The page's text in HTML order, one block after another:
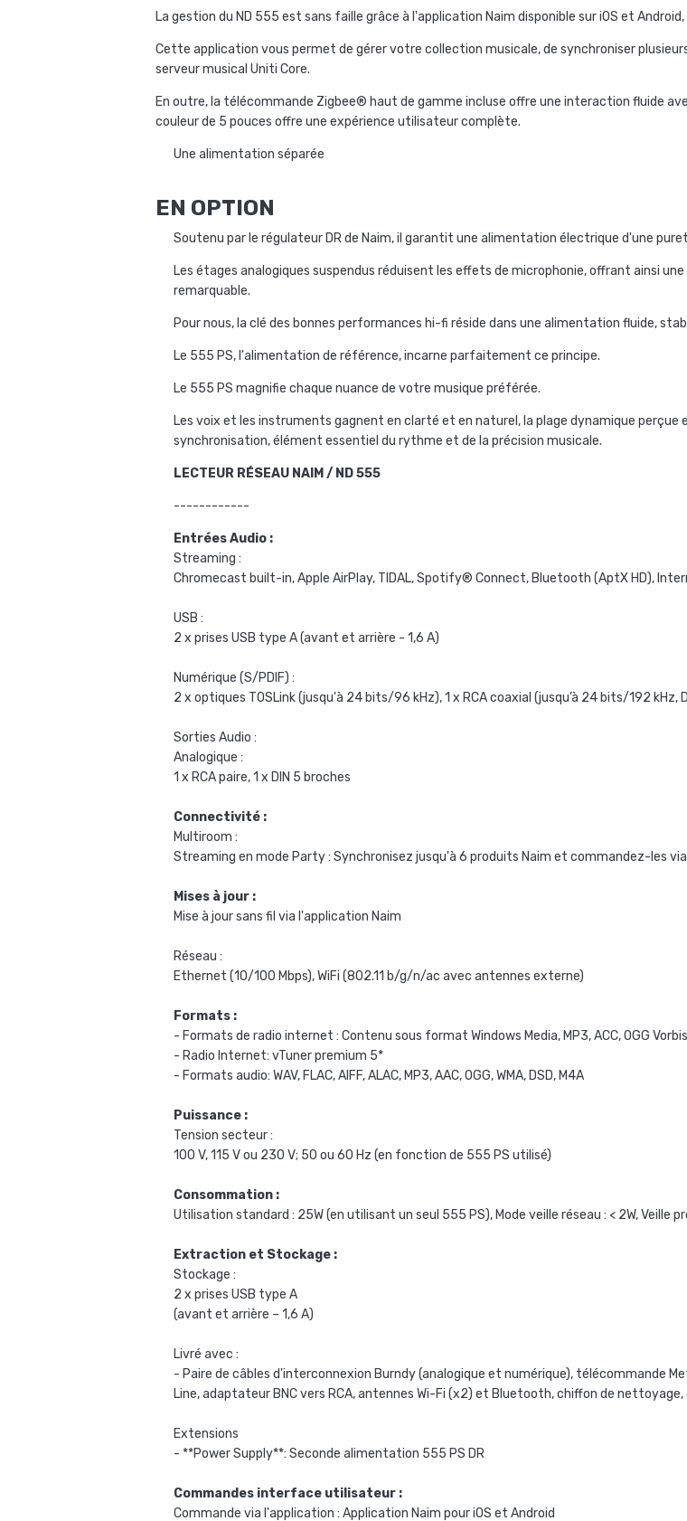
La gestion du ND 555 est sans faille grâce à l'application Naim disponible sur iOS et
Cette application vous permet de gérer votre collection musicale, de synchroniser
serveur musical Uniti Core.
En outre, la télécommande Zigbee® haut de gamme incluse offre une interaction fluide
couleur de 5 pouces offre une expérience utilisateur complète.
Une alimentation séparée
EN OPTION
Soutenu par le régulateur DR de Naim, il garantit une alimentation électrique d'une
Les étages analogiques suspendus réduisent les effets de microphonie, offrant ainsi
remarquable.
Pour nous, la clé des bonnes performances hi-fi réside dans une alimentation fluide,
Le 555 PS, l'alimentation de référence, incarne parfaitement ce principe.
Le 555 PS magnifie chaque nuance de votre musique préférée.
Les voix et les instruments gagnent en clarté et en naturel, la plage dynamique
synchronisation, élément essentiel du rythme et de la précision musicale.
LECTEUR RÉSEAU NAIM / ND 555
------------
Entrées Audio :
Streaming :
Chromecast built-in, Apple AirPlay, TIDAL, Spotify® Connect, Bluetooth (AptX HD),
USB :
2 x prises USB type A (avant et arrière - 1,6 A)
Numérique (S/PDIF) :
2 x optiques TOSLink (jusqu'à 24 bits/96 kHz), 1 x RCA coaxial (jusqu’à 24 bits/192 kHz,
Sorties Audio :
Analogique :
1 x RCA paire, 1 x DIN 5 broches
Connectivité :
Multiroom :
Streaming en mode Party : Synchronisez jusqu'à 6 produits Naim et commandez-les via
Mises à jour :
Mise à jour sans fil via l'application Naim
Réseau :
Ethernet (10/100 Mbps), WiFi (802.11 b/g/n/ac avec antennes externe)
Formats :
- Formats de radio internet : Contenu sous format Windows Media, MP3, ACC, OGG
- Radio Internet: vTuner premium 5*
- Formats audio: WAV, FLAC, AIFF, ALAC, MP3, AAC, OGG, WMA, DSD, M4A
Puissance :
Tension secteur :
100 V, 115 V ou 230 V; 50 ou 60 Hz (en fonction de 555 PS utilisé)
Consommation :
Utilisation standard : 25W (en utilisant un seul 555 PS), Mode veille réseau : < 2W, Veille
Extraction et Stockage :
Stockage :
2 x prises USB type A
(avant et arrière – 1,6 A)
Livré avec :
- Paire de câbles d'interconnexion Burndy (analogique et numérique), télécommande
Line, adaptateur BNC vers RCA, antennes Wi-Fi (x2) et Bluetooth, chiffon de nettoyage,
Extensions
- **Power Supply**: Seconde alimentation 555 PS DR
Commandes interface utilisateur :
Commande via l'application : Application Naim pour iOS et Android